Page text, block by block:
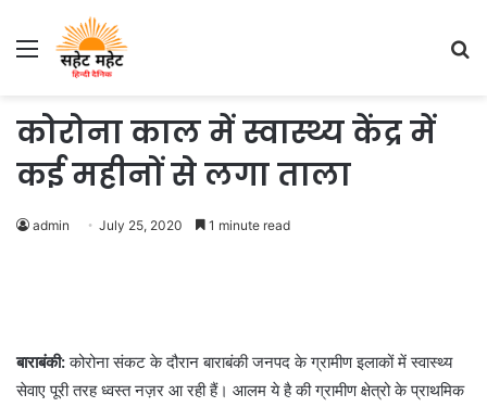
Menu
कोरोना काल में स्वास्थ्य केंद्र में
कई महीनों से लगा ताला
admin July 25, 2020 1 minute read
बाराबंकी:कोरोना संकट के दौरान बाराबंकी जनपद के ग्रामीण इलाकों में स्वास्थ्य
सेवाए पूरी तरह ध्वस्त नज़र आ रही हैं। आलम ये है की ग्रामीण क्षेत्रो के प्राथमिक